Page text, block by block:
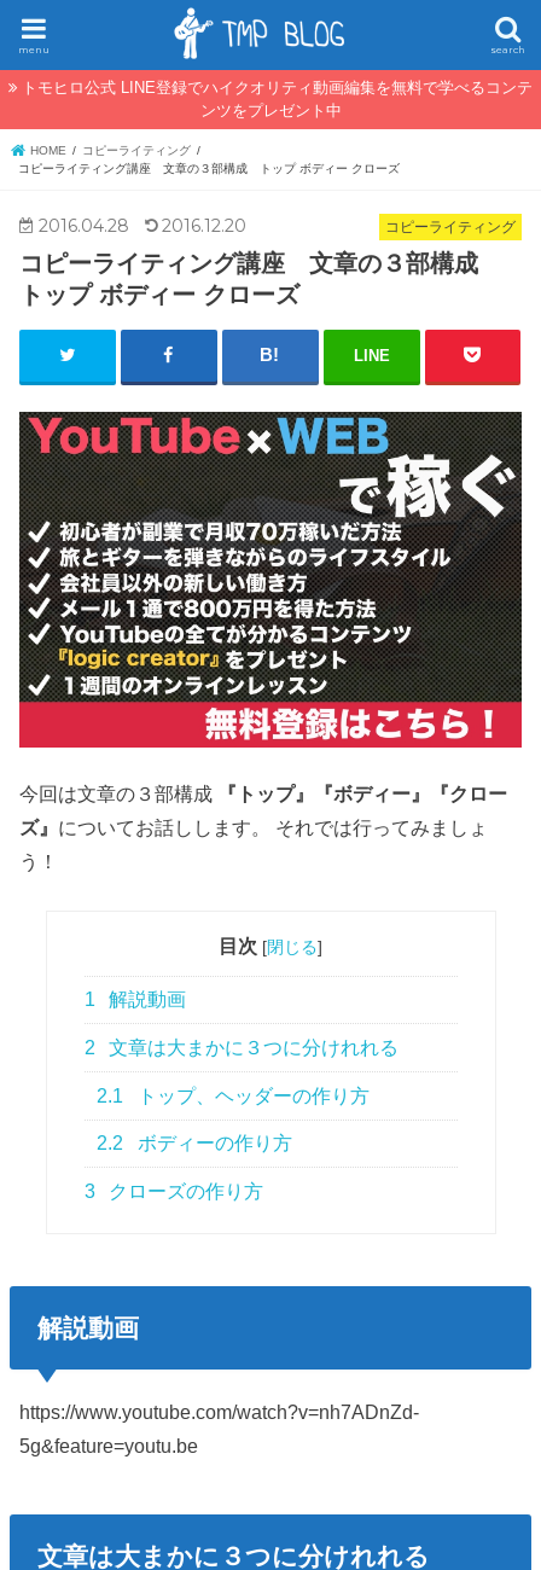
search
menu
トモヒロ公式 LINE登録でハイクオリティ動画編集を無料で学べるコンテ
ンツをプレゼント中
HOME
コピーライティング
コピーライティング講座 文章の３部構成 トップ ボディー クローズ
コピーライティング
2016.04.28 2016.12.20
コピーライティング講座 文章の３部構成
トップ ボディー クローズ
LINE
今回は文章の３部構成
『トップ』『ボディー』『クロー
ズ』 についてお話しします。 それでは行ってみましょ
う！
目次 [閉じる]
1 解説動画
2 文章は大まかに３つに分けれれる
2.1 トップ、ヘッダーの作り方
2.2 ボディーの作り方
3 クローズの作り方
解説動画
https://www.youtube.com/watch?v=nh7ADnZd-
5g&feature=youtu.be
文章は大まかに３つに分けれれる